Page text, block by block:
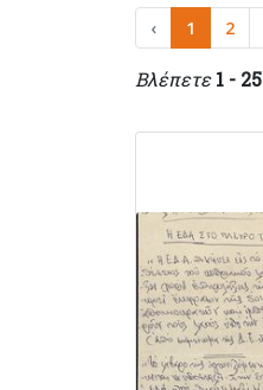
‹ 1 2
Βλέπετε 1 - 25